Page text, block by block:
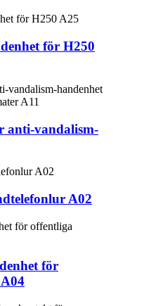
för H250
anti-vandalism-
A02
för